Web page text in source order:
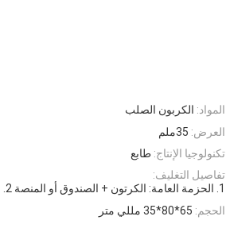
المواد: الكربون الصلب
العرض: 35ملم
تكنولوجيا الإنتاج: طابع
تفاصيل التغليف:
1. الحزمة العامة: الكرتون + الصندوق أو المنصة 2. حسب طلب العميل
الحجم: 65*80*35 مللي متر